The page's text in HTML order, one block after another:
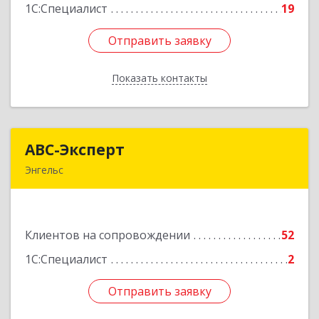
1С:Специалист 19
Отправить заявку
Показать контакты
Отправить заявку
Назад
АВС-Эксперт
Энгельс
Клиентов на сопровождении
52
1С:Специалист
2
Отправить заявку
Подробнее
Отправить заявку